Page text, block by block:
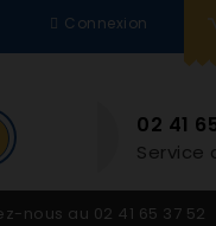
Connexion
nous au 02 41 65 37 52